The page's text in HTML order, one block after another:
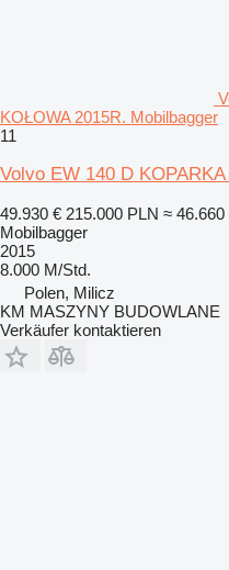
KOŁOWA 2015R. Mobilbagger
11
Volvo EW 140 D
49.930 € 215.000 PLN ≈
Mobilbagger
2015
8.000 M/Std.
Polen, Milicz
KM MASZYNY BUDOWLANE
Verkäufer kontaktieren